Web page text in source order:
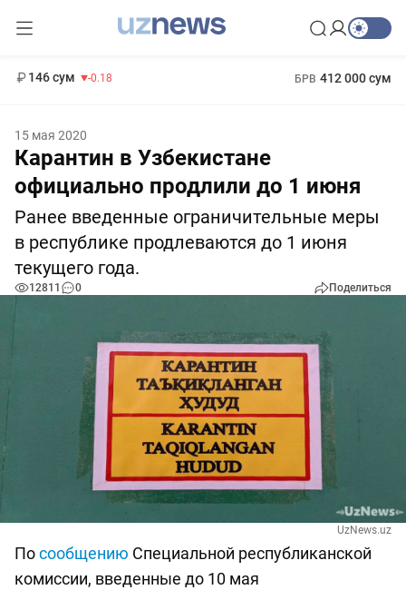
146 сум -0.18 БРВ 412 000 сум
15 мая 2020
Карантин в Узбекистане
официально продлили до 1 июня
Ранее введенные ограничительные меры
в республике продлеваются до 1 июня
текущего года.
12811 0 Поделиться
UzNews.uz
Посообщению Специальной республиканской
комиссии, введенные до 10 мая